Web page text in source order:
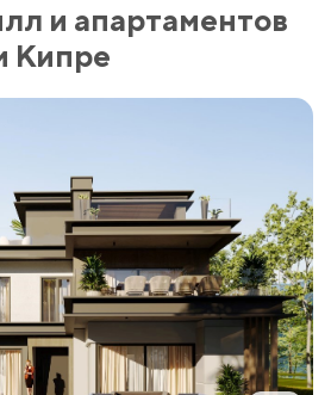
и апартаментов
Кипре